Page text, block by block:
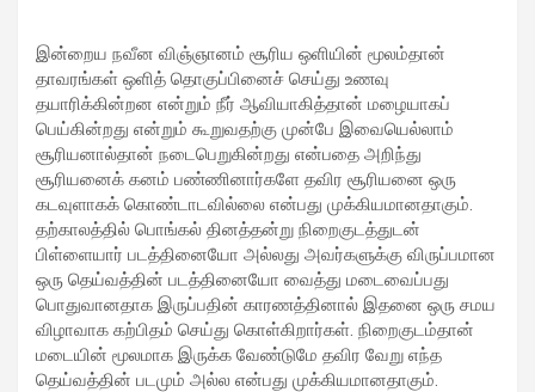
இன்றைய நவீன விஞ்ஞானம் சூரிய ஒளியின் மூலம்தான்
தாவரங்கள் ஒளித் தொகுப்பினைச் செய்து உணவு
தயாரிக்கின்றன என்றும் நீர் ஆவியாகித்தான் மழையாகப்
பெய்கின்றது என்றும் கூறுவதற்கு முன்பே இவையெல்லாம்
சூரியனால்தான் நடைபெறுகின்றது என்பதை அறிந்து
சூரியனைக் கனம் பண்ணினார்களே தவிர சூரியனை ஒரு
கடவுளாகக் கொண்டாடவில்லை என்பது முக்கியமானதாகும்.
தற்காலத்தில் பொங்கல் தினத்தன்று நிறைகுடத்துடன்
பிள்ளையார் படத்தினையோ அல்லது அவர்களுக்கு விருப்பமான
ஒரு தெய்வத்தின் படத்தினையோ வைத்து மடைவைப்பது
பொதுவானதாக இருப்பதின் காரணத்தினால் இதனை ஒரு சமய
விழாவாக கற்பிதம் செய்து கொள்கிறார்கள். நிறைகுடம்தான்
மடையின் மூலமாக இருக்க வேண்டுமே தவிர வேறு எந்த
தெய்வத்தின் படமும் அல்ல என்பது முக்கியமானதாகும்.